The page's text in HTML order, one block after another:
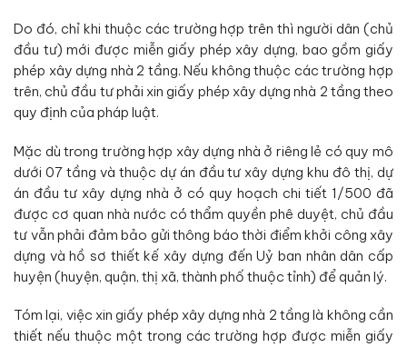
Do đó, chỉ khi thuộc các trường hợp trên thì người dân (chủ
đầu tư) mới được miễn giấy phép xây dựng, bao gồm giấy
phép xây dựng nhà 2 tầng. Nếu không thuộc các trường hợp
trên, chủ đầu tư phải xin giấy phép xây dựng nhà 2 tầng theo
quy định của pháp luật.
Mặc dù trong trường hợp xây dựng nhà ở riêng lẻ có quy mô
dưới 07 tầng và thuộc dự án đầu tư xây dựng khu đô thị, dự
án đầu tư xây dựng nhà ở có quy hoạch chi tiết 1/500 đã
được cơ quan nhà nước có thẩm quyền phê duyệt, chủ đầu
tư vẫn phải đảm bảo gửi thông báo thời điểm khởi công xây
dựng và hồ sơ thiết kế xây dựng đến Uỷ ban nhân dân cấp
huyện (huyện, quận, thị xã, thành phố thuộc tỉnh) để quản lý.
Tóm lại, việc xin giấy phép xây dựng nhà 2 tầng là không cần
thiết nếu thuộc một trong các trường hợp được miễn giấy